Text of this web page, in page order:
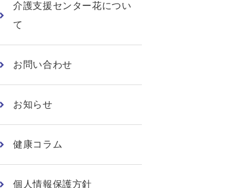
介護支援センター花につい
て
お問い合わせ
お知らせ
健康コラム
個人情報保護方針